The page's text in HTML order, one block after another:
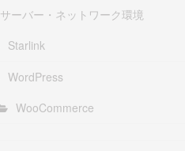
サーバー・ネットワーク環境
Starlink
WordPress
WooCommerce